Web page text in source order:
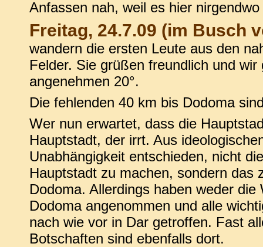
Anfassen nah, weil es hier
Freitag, 24.7.09 (im Busch
wandern die ersten Leute aus den
Felder. Sie grüßen freundlich und
angenehmen 20°.
Die fehlenden 40 km bis Dodoma
Wer nun erwartet, dass die
Hauptstadt, der irrt. Aus
Unabhängigkeit entschieden, nicht
Hauptstadt zu machen, sondern das
Dodoma. Allerdings haben weder
Dodoma angenommen und alle
nach wie vor in Dar getroffen. Fast
Botschaften sind ebenfalls dort.